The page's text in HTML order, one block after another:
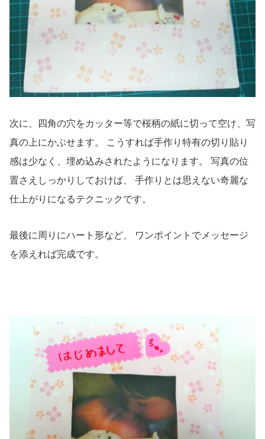
次に、四角の穴をカッター等で桜柄の紙に切って空け、写
真の上にかぶせます。 こうすれば手作り特有の切り貼り
感は少なく、埋め込みされたようになります。 写真の位
置さえしっかりしておけば、 手作りとは思えない奇麗な
仕上がりになるテクニックです。
最後に周りにハート形など、 ワンポイントでメッセージ
を添えれば完成です。